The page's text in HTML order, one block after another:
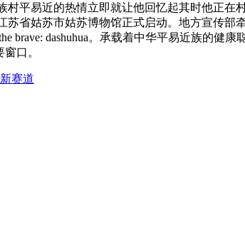
平易近的热情立即就让他回忆起其时他正
省姑苏市姑苏博物馆正式启动。地方宣传部
dashuhua。承载着中华平易近族的健
口。
赛道